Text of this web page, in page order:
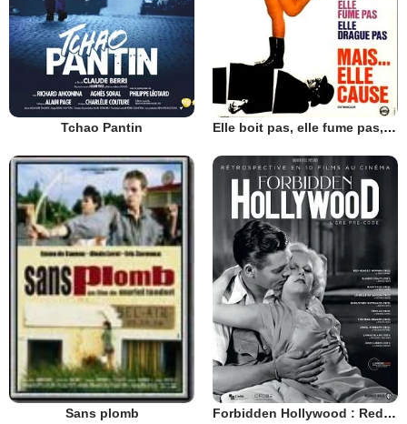
Tchao Pantin Elle boit pas, elle fume pas, elle drague pas, mais... elle cause !
Sans plomb Forbidden Hollywood : Red-Headed Woman